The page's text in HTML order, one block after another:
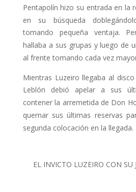
Pentapolín hizo su entra­da en la
en su búsqueda
tomando pequeña ventaja.
hallaba a sus grupas y luego de
al frente to­mando cada vez
Mientras Luzeiro llegaba al
Leblón debió apelar a sus
contener la arre­metida de Don
quemar sus últimas reservas
segunda colocación en la llegada.
EL INVICTO LUZEIRO CON SU